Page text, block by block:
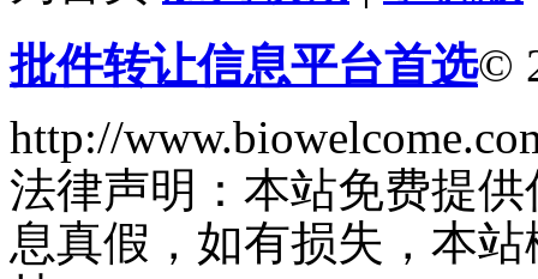
批件转让信息平台首选©
http://
法律声明：本站免费提
息真假，如有损失，本